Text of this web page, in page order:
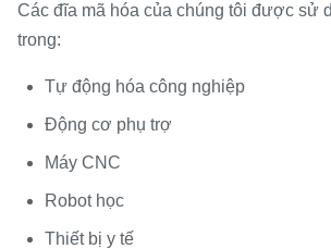
Các đĩa mã hóa của chúng tôi được sử
trong:
Tự động hóa công nghiệp
Động cơ phụ trợ
Máy CNC
Robot học
Thiết bị y tế